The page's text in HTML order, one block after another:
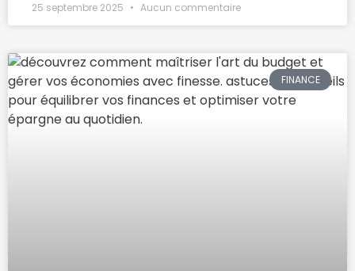
25 septembre 2025 Aucun commentaire
FINANCE